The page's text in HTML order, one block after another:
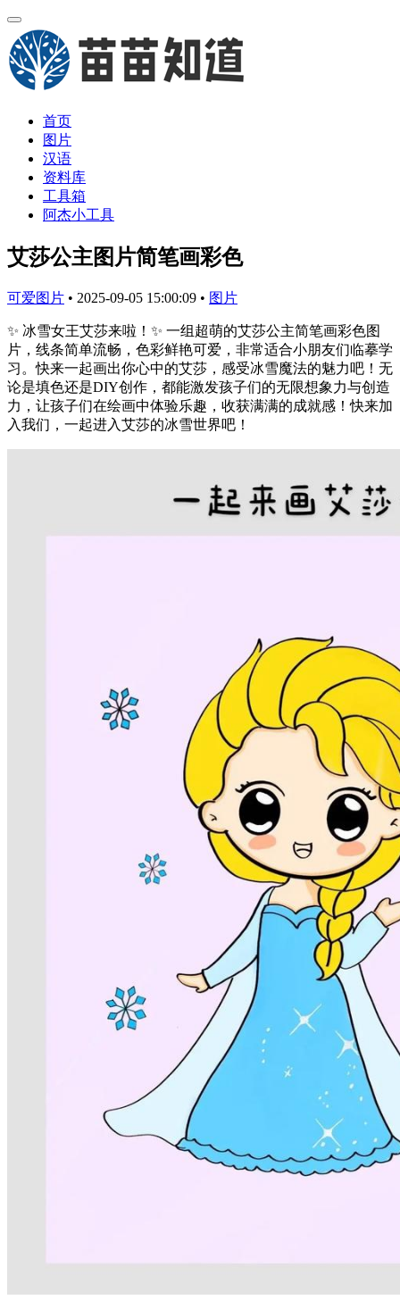
首页
图片
汉语
资料库
工具箱
阿杰小工具
艾莎公主图片简笔画彩色
可爱图片 • 2025-09-05 15:00:09 • 图片
✨ 冰雪女王艾莎来啦！✨ 一组超萌的艾莎公主简笔画彩色图
片，线条简单流畅，色彩鲜艳可爱，非常适合小朋友们临摹学
习。快来一起画出你心中的艾莎，感受冰雪魔法的魅力吧！无
论是填色还是DIY创作，都能激发孩子们的无限想象力与创造
力，让孩子们在绘画中体验乐趣，收获满满的成就感！快来加
入我们，一起进入艾莎的冰雪世界吧！